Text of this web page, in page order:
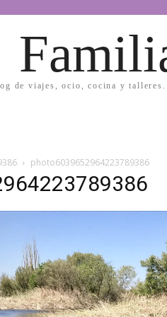
de viajes, ocio, cocina y
photo6039652964223789386